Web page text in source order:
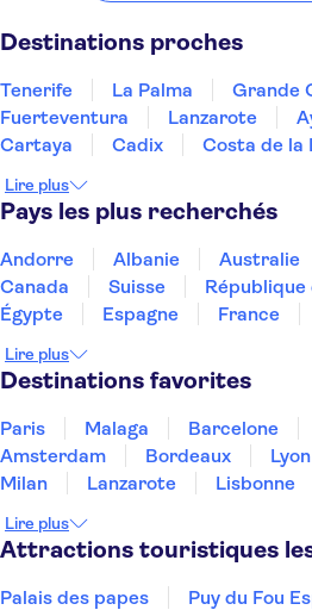
Destinations proches
Tenerife La Palma
Grande
Fuerteventura
Lanzarote
Cartaya
Cadix Costa de la
Ronda
Lire plus
Pays les plus recherchés
Andorre Albanie Australie
Canada
Suisse
République
Égypte
Espagne France
Thaïlande
Tunisie
Lire plus
Destinations favorites
Paris Malaga Barcelone
Amsterdam
Bordeaux Lyon
Milan
Lanzarote Lisbonne
Dubai
Copenhague
Lire plus
Attractions touristiques
Palais des papes
Puy du Fou